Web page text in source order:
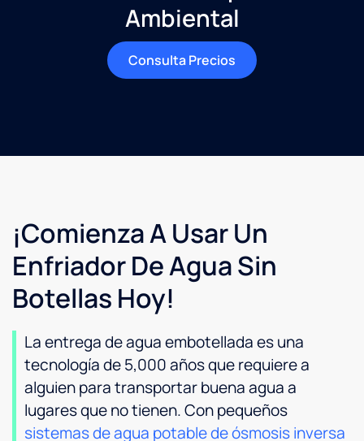
Ambiental
Consulta Precios
¡Comienza A Usar Un
Enfriador De Agua Sin
Botellas Hoy!
La entrega de agua embotellada es una
tecnología de 5,000 años que requiere a
alguien para transportar buena agua a
lugares que no tienen. Con pequeños
sistemas de agua potable de ósmosis inversa